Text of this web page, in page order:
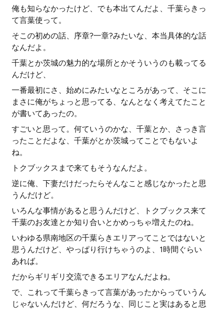
俺も知らなかったけど、でも本出てんだよ、千葉らきっ
て言葉使って。
そこの初めの話、序章?一章?みたいな、本当具体的な話
なんだよ。
千葉とか茨城の魅力的な場所とかそういうのも載ってる
んだけど、
一番最初にさ、始めにみたいなところがあって、そこに
まさに俺がちょっと思ってる、なんとなく考えてたこと
が書いてあったの。
すごいと思って。何ていうのかな、千葉とか、さっき言
ったことだよな、千葉がとか茨城ってことでもないよ
ね。
トクブックスまで来てもそうなんだよ。
逆に俺、下妻だけだったらそんなこと感じなかったと思
うんだけど。
いろんな事情があると思うんだけど、トクブックス来て
千葉のお友達とか知り合いとかめっちゃ増えたのね。
いわゆる県南地区の千葉らきエリアってことではないと
思うんだけど、やっぱり行けちゃうのよ、1時間ぐらい
あれば。
だからギリギリ交流できるエリアなんだよね。
で、これって千葉らきって言葉があったからっていうん
じゃないんだけど、何だろうな、同じこと実はあると思